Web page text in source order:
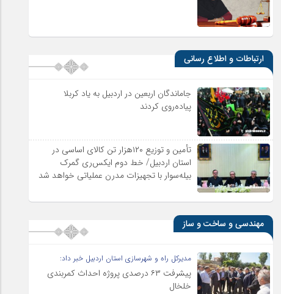
ارتباطات و اطلاع رسانی
جاماندگان اربعین در اردبیل به یاد کربلا
پیاده‌روی کردند
تأمین و توزیع ۱۲۰هزار تن کالای اساسی در
استان اردبیل/ خط دوم ایکس‌ری گمرک
بیله‌سوار با تجهیزات مدرن عملیاتی خواهد شد
مهندسی و ساخت و ساز
مدیرکل راه و شهرسازی استان اردبیل خبر داد:
پیشرفت ۶۳ درصدی پروژه احداث کمربندی
خلخال